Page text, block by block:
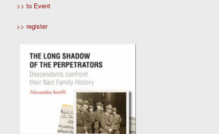
>> to Event
>> register